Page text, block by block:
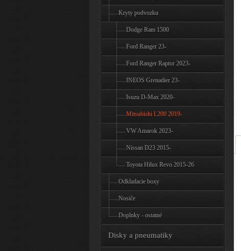
Kryty podvozku
Dodge Ram 1500
Ford Ranger 23-
Ford Ranger Raptor 2023-
INEOS Grenadier 23-
Isuzu D-Max 2020-
Mitsubishi L200 2019-
VW Amarok 2023-
Nissan D23 2015-
Toyota Hilux Revo 2015-26
Odkladacie boxy
Nosiče
Doplnky - ostatné
Disky a pneumatiky